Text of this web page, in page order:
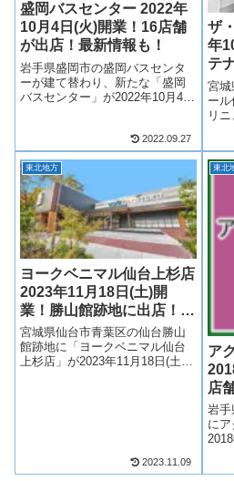
盛岡バスセンター 2022年
10月4日(火)開業！16店舗
が出店！最新情報も！
岩手県盛岡市の盛岡バスセンタ
ーが建て替わり、新たな「盛岡
バスセンター」が2022年10月4日
のほか、宿泊施設や店舗が設け
られます！商業施設には「人と
地域の魅力をつなぐLocal Hu...
2022.09.27
ザ
年
テ
宮城
ー
リ
ー
心に
ル
東北地方
ヨークベニマル仙台上杉店
2023年11月18日(土)開
業！勝山館跡地に出店！最
新情報も！
宮城県仙台市青葉区の仙台勝山
館跡地に「ヨークベニマル仙台
上杉店」が2023年11月18日(土)
2023.11.09
東北
ア
店
は
岩手
に
ー